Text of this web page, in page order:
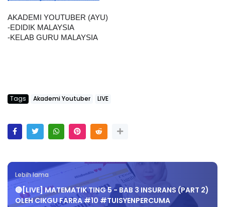
AKADEMI YOUTUBER (AYU)
-EDIDIK MALAYSIA
-KELAB GURU MALAYSIA
Tags Akademi Youtuber LIVE
Lebih lama
🔴[LIVE] MATEMATIK TING 5 - BAB 3 INSURANS (PART 2)
OLEH CIKGU FARRA #10 #TUISYENPERCUMA